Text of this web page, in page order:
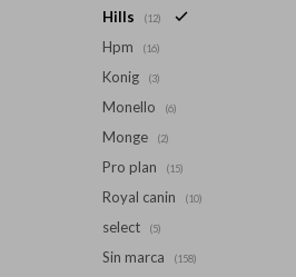
Hills (12)
Hpm (16)
Konig (3)
Monello (6)
Monge (2)
Pro plan (15)
Royal canin (10)
select (5)
Sin marca (158)